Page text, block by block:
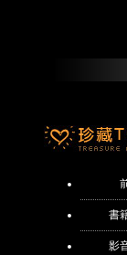
書
影